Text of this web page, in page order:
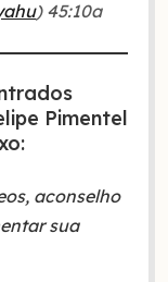
) 45:10a
Pimentel
aconselho
sua